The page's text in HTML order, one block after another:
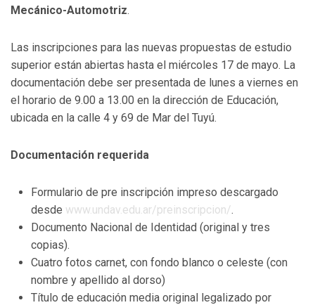
Mecánico-Automotriz.
Las inscripciones para las nuevas propuestas de estudio
superior están abiertas hasta el miércoles 17 de mayo. La
documentación debe ser presentada de lunes a viernes en
el horario de 9.00 a 13.00 en la dirección de Educación,
ubicada en la calle 4 y 69 de Mar del Tuyú.
Documentación requerida
Formulario de pre inscripción impreso descargado
desde www.undav.edu.ar/preinscripcion/.
Documento Nacional de Identidad (original y tres
copias).
Cuatro fotos carnet, con fondo blanco o celeste (con
nombre y apellido al dorso)
Título de educación media original legalizado por